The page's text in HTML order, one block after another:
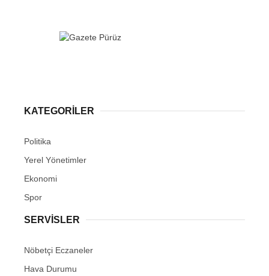
KATEGORİLER
Politika
Yerel Yönetimler
Ekonomi
Spor
SERVİSLER
Nöbetçi Eczaneler
Hava Durumu